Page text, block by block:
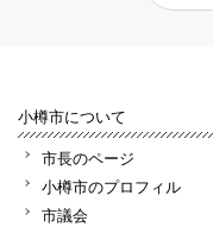
小樽市について
市長のページ
小樽市のプロフィル
市議会